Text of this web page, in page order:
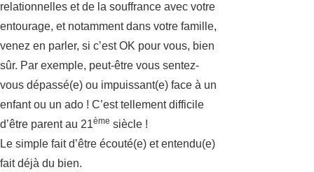
relationnelles et de la souffrance avec votre
entourage, et notamment dans votre famille,
venez en parler, si c’est OK pour vous, bien
sûr. Par exemple, peut-être vous sentez-
vous dépassé(e) ou impuissant(e) face à un
enfant ou un ado ! C’est tellement difficile
d’être parent au 21ème siècle !
Le simple fait d’être écouté(e) et entendu(e)
fait déjà du bien.